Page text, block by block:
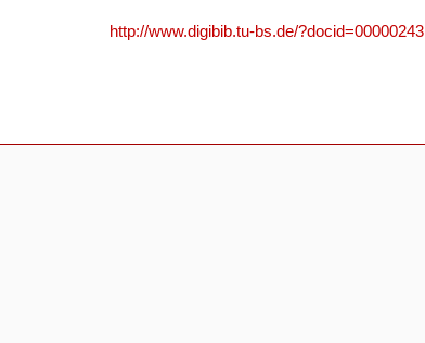
http://www.digibib.tu-bs.de/?docid=00000243